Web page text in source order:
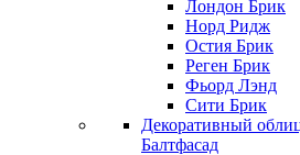
Лондон Брик
Норд Ридж
Остия Брик
Реген Брик
Фьорд Лэнд
Сити Брик
Декоративный
Балтфасад